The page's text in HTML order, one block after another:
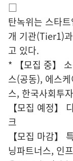
□
탄녹위는 스타
개 기관(Tier1)
고 있다.
* 【모집 중】
스(공동), 에스
스, 한국사회투자
【모집 예정】
크
【모집 마감】
닝파트너스, 인